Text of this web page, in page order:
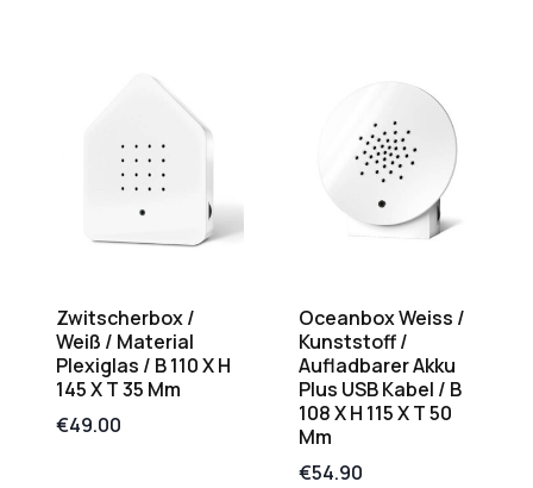
Zwitscherbox /
Weiß / Material
Plexiglas / B 110 X H
145 X T 35 Mm
€49.00
Oceanbox Weiss /
Kunststoff /
Aufladbarer Akku
Plus USB Kabel / B
108 X H 115 X T 50
Mm
€54.90